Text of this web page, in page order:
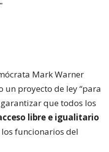
Mark Warner
un proyecto de ley “para
que todos los
libre e igualitario
funcionarios del